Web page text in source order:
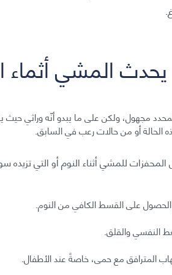
يحدث المشي أثماء
مجهول، ولكن على ما يبدو أنّه وراثي حيث
الحالة أو من حالات رعب في السابق.
للمشي أثناء النوم أو التي تزيده
على القسط الكافي من النوم.
النفسي والقلق.
المترافق مع حمى، خاصةً عند الأطفال.